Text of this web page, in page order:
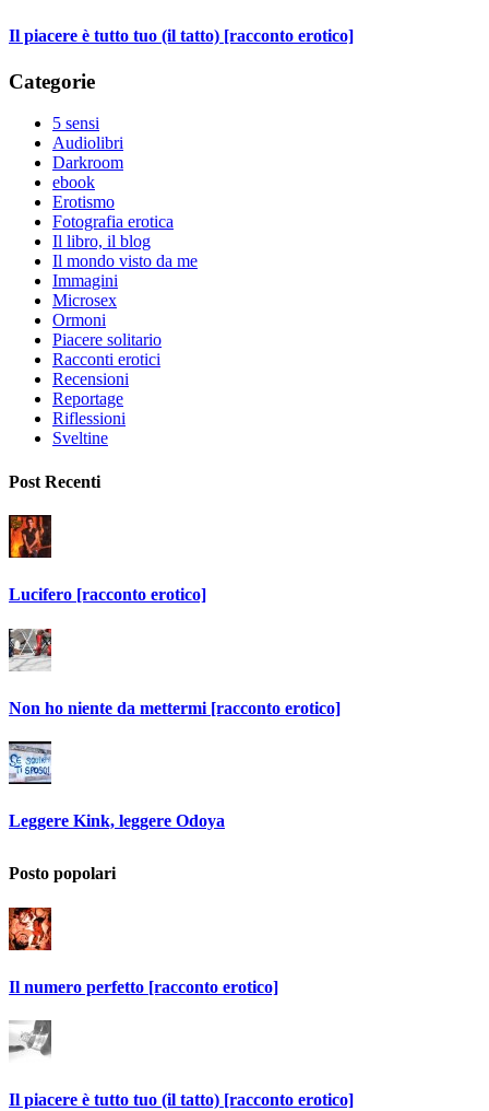
Il piacere è tutto tuo (il tatto) [racconto erotico]
Categorie
5 sensi
Audiolibri
Darkroom
ebook
Erotismo
Fotografia erotica
Il libro, il blog
Il mondo visto da me
Immagini
Microsex
Ormoni
Piacere solitario
Racconti erotici
Recensioni
Reportage
Riflessioni
Sveltine
Post Recenti
Lucifero [racconto erotico]
Non ho niente da mettermi [racconto erotico]
Leggere Kink, leggere Odoya
Posto popolari
Il numero perfetto [racconto erotico]
Il piacere è tutto tuo (il tatto) [racconto erotico]